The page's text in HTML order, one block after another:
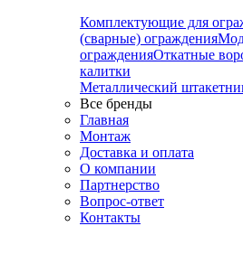
Комплектующие для
(сварные) ограждения
огражденияОткатные
калитки
Металлический
Все бренды
Главная
Монтаж
Доставка и оплата
О компании
Партнерство
Вопрос-ответ
Контакты